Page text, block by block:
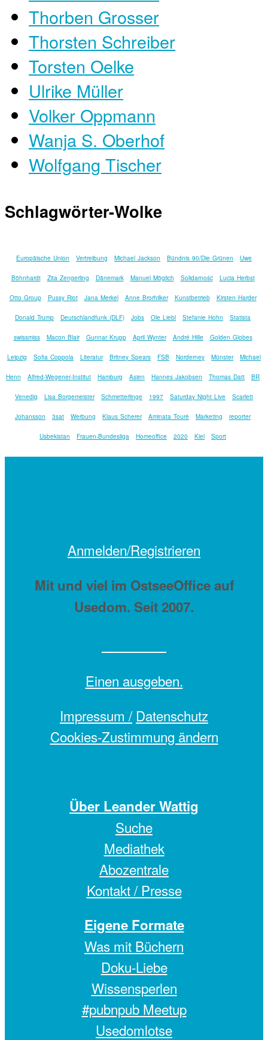
Thorben Grosser
Thorsten Schreiber
Torsten Oelke
Ulrike Müller
Volker Oppmann
Wanja S. Oberhof
Wolfgang Tischer
Schlagwörter-Wolke
Europäische Union Vertreibung Michael Jackson Bündnis 90/Die Grünen Uwe
Böhnhardt Zita Zengerling Dänemark Manuel Möglich Solidarność Lucia Herbst
Otto Group Pussy Riot Jana Merkel Anne Brorhilker Kunstbetrieb Kirsten Harder
Donald Trump Deutschlandfunk (DLF) Jobs Ole Liebl Stefanie Hohn Statista
swissmiss Macon Blair Gunnar Krupp April Wynter André Hille Golden Globes
Leipzig Sofia Coppola Literatur Britney Spears FSB Norderney Münster Michael
Henn Alfred-Wegener-Institut Hamburg Asien Hannes Jakobsen Thomas Datt BR
Venedig Lisa Borgemeister Schmetterlinge 1997 Saturday Night Live Scarlett
Johansson 3sat Werbung Klaus Scherer Aminata Touré Marketing reporter
Usbekistan Frauen-Bundesliga Homeoffice 2020 Kiel Sport
Anmelden/Registrieren
Mit und viel im OstseeOffice auf
Usedom. Seit 2007.
Einen ausgeben.
Impressum / Datenschutz
Cookies-Zustimmung ändern
Über Leander Wattig
Suche
Mediathek
Abozentrale
Kontakt / Presse
Eigene Formate
Was mit Büchern
Doku-Liebe
Wissensperlen
#pubnpub Meetup
Usedomlotse